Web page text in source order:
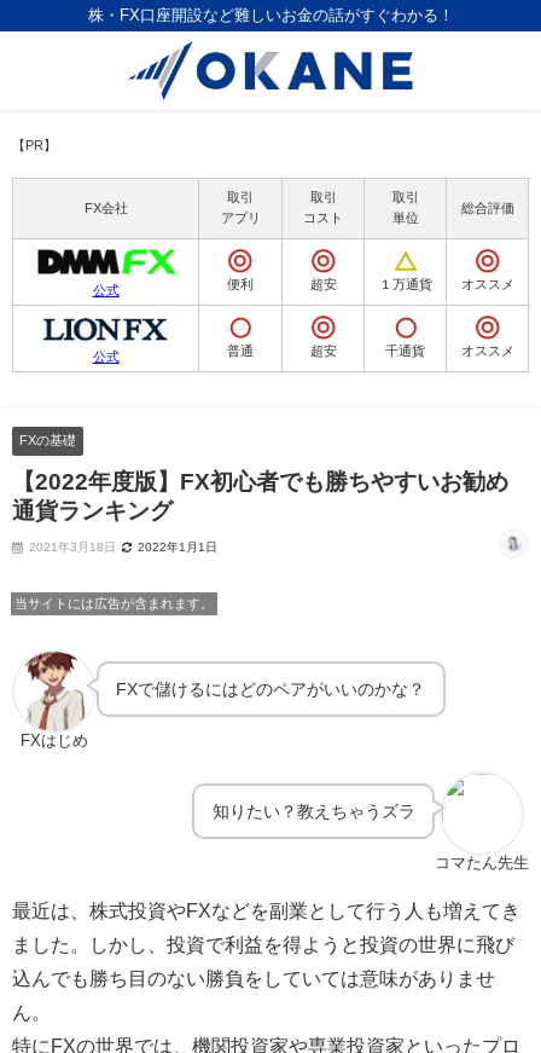
株・FX口座開設など難しいお金の話がすぐわかる！
【PR】
FX会社
取引
アプリ
取引
コスト
取引
単位
総合評価
公式 便利 超安 １万通貨 オススメ
公式 普通 超安 千通貨 オススメ
FXの基礎
【2022年度版】FX初心者でも勝ちやすいお勧め
通貨ランキング
2021年3月18日 2022年1月1日
当サイトには広告が含まれます。
FXはじめ
FXで儲けるにはどのペアがいいのかな？
コマたん先生
知りたい？教えちゃうズラ
最近は、株式投資やFXなどを副業として行う人も増えてき
ました。しかし、投資で利益を得ようと投資の世界に飛び
込んでも勝ち目のない勝負をしていては意味がありませ
ん。
特にFXの世界では、機関投資家や専業投資家といったプロ